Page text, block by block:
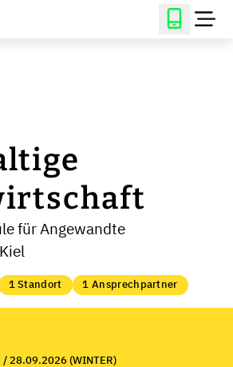
für Angewandte
1 Standort 1 Ansprechpartner
/ 28.09.2026 (WINTER)